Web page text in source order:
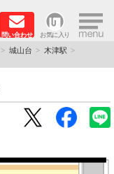
問い合わせ お気に入り ×
城山台
木津駅